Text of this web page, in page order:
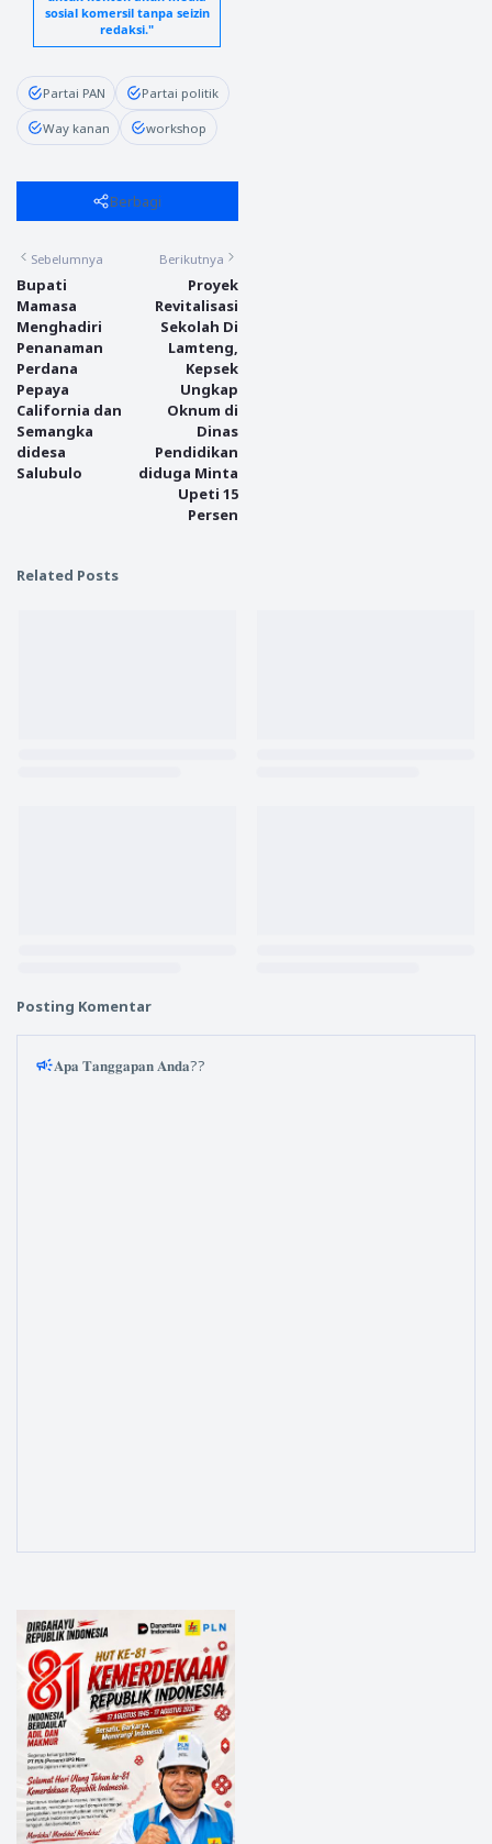
sosial komersil tanpa seizin
redaksi."
Partai PAN Partai politik
Way kanan workshop
Berbagi
Sebelumnya
Bupati
Mamasa
Menghadiri
Penanaman
Perdana
Pepaya
California dan
Semangka
didesa
Salubulo
Berikutnya
Proyek
Revitalisasi
Sekolah Di
Lamteng,
Kepsek
Ungkap
Oknum di
Dinas
Pendidikan
diduga Minta
Upeti 15
Persen
Related Posts
Posting Komentar
𝐀𝐩𝐚 𝐓𝐚𝐧𝐠𝐠𝐚𝐩𝐚𝐧 𝐀𝐧𝐝𝐚??